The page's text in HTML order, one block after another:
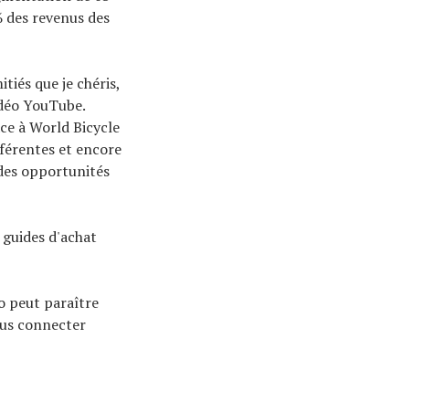
revenus des
que je chéris,
YouTube.
à World Bicycle
et encore
opportunités
d'achat
peut paraître
connecter